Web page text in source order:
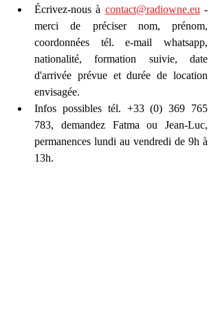
Écrivez-nous à contact@radiowne.eu -
merci de préciser nom, prénom,
coordonnées tél. e-mail whatsapp,
nationalité, formation suivie, date
d'arrivée prévue et durée de location
envisagée.
Infos possibles tél. +33 (0) 369 765
783, demandez Fatma ou Jean-Luc,
permanences lundi au vendredi de 9h à
13h.